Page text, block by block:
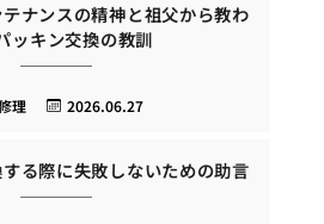
ナンスの精神と祖父から教わ
ッキン交換の教訓
2026.06.27
理
る際に失敗しないための助言